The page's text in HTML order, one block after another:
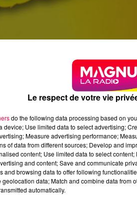
Le respect de votre vie
do the following data processing based on
device; Use limited data to select advertising;
Measure advertising performance;
of data from different sources; Develop and
content; Use limited data to select
and content; Save and communicate
and browsing data to offer following
data; Match and combine data from
automatically.